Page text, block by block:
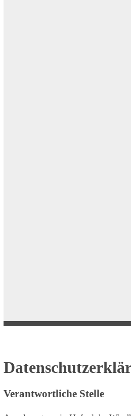
Verantwortliche Stelle